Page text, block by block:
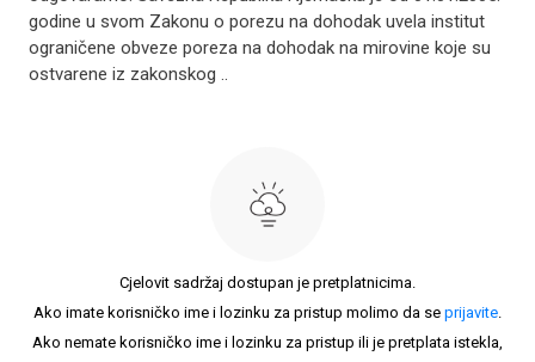
godine u svom Zakonu o porezu na dohodak uvela institut
ograničene obveze poreza na dohodak na mirovine koje su
ostvarene iz zakonskog ..
Cjelovit sadržaj dostupan je pretplatnicima.
Ako imate korisničko ime i lozinku za pristup molimo da se prijavite.
Ako nemate korisničko ime i lozinku za pristup ili je pretplata istekla,